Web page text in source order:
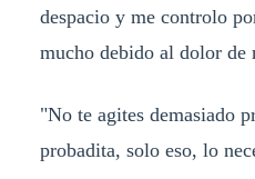
despacio y me controlo
mucho debido al dolor de
"No te agites demasiado
probadita, solo eso, lo